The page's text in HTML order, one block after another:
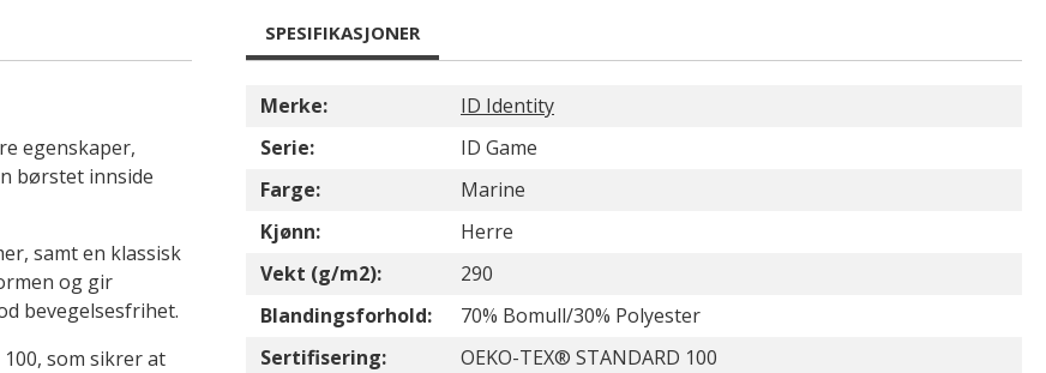
egenskaper,
børstet innside
samt en klassisk
og gir
bevegelsesfrihet.
som sikrer at
SPESIFIKASJONER
Merke:
ID Identity
Serie:
ID Game
Farge:
Marine
Kjønn:
Herre
Vekt (g/m2):
290
Blandingsforhold:
70% Bomull/30% Polyester
Sertifisering:
OEKO-TEX® STANDARD 100